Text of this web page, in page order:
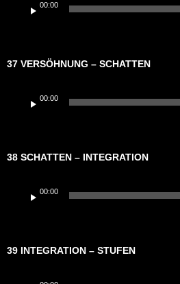
Player
00:00
37 VERSÖHNUNG – SCHATTEN
Player
00:00
38 SCHATTEN – INTEGRATION
Player
00:00
39 INTEGRATION – STUFEN